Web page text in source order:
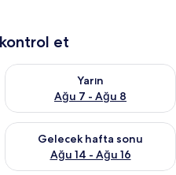
et
Ağu 6 - Ağu 7
Yarın
Ağu 7 - Ağu 8
Yarın için müsaitliği kontrol
et Ağu 7 - Ağu 9
Gelecek hafta sonu
Ağu 14 - Ağu 16
Önümüzdeki hafta sonu için